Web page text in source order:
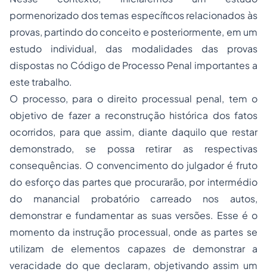
pormenorizado dos temas específicos relacionados às
provas, partindo do conceito e posteriormente, em um
estudo individual, das modalidades das provas
dispostas no Código de Processo Penal importantes a
este trabalho.
O processo, para o direito processual penal, tem o
objetivo de fazer a reconstrução histórica dos fatos
ocorridos, para que assim, diante daquilo que restar
demonstrado, se possa retirar as respectivas
consequências. O convencimento do julgador é fruto
do esforço das partes que procurarão, por intermédio
do manancial probatório carreado nos autos,
demonstrar e fundamentar as suas versões. Esse é o
momento da instrução processual, onde as partes se
utilizam de elementos capazes de demonstrar a
veracidade do que declaram, objetivando assim um